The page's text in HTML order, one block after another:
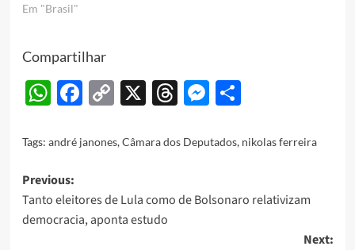
Em "Brasil"
Compartilhar
WhatsApp
Facebook
Copy
X Threads
Messenger
Share
Tags: andré janones,Câmara dos Deputados, nikolas ferreira
Post
navigation
Previous:
Tanto eleitores de Lula como de Bolsonaro relativizam
democracia, aponta estudo
Next: